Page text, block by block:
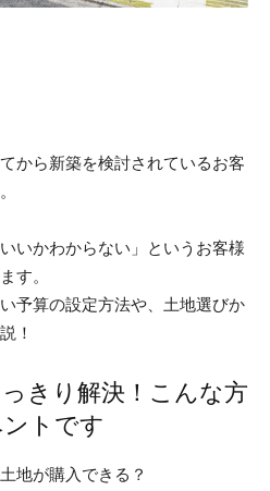
から新築を検討されているお客
いかわからない」というお客様
す。
予算の設定方法や、土地選びか
！
きり解決！こんな方
トです
地が購入できる？